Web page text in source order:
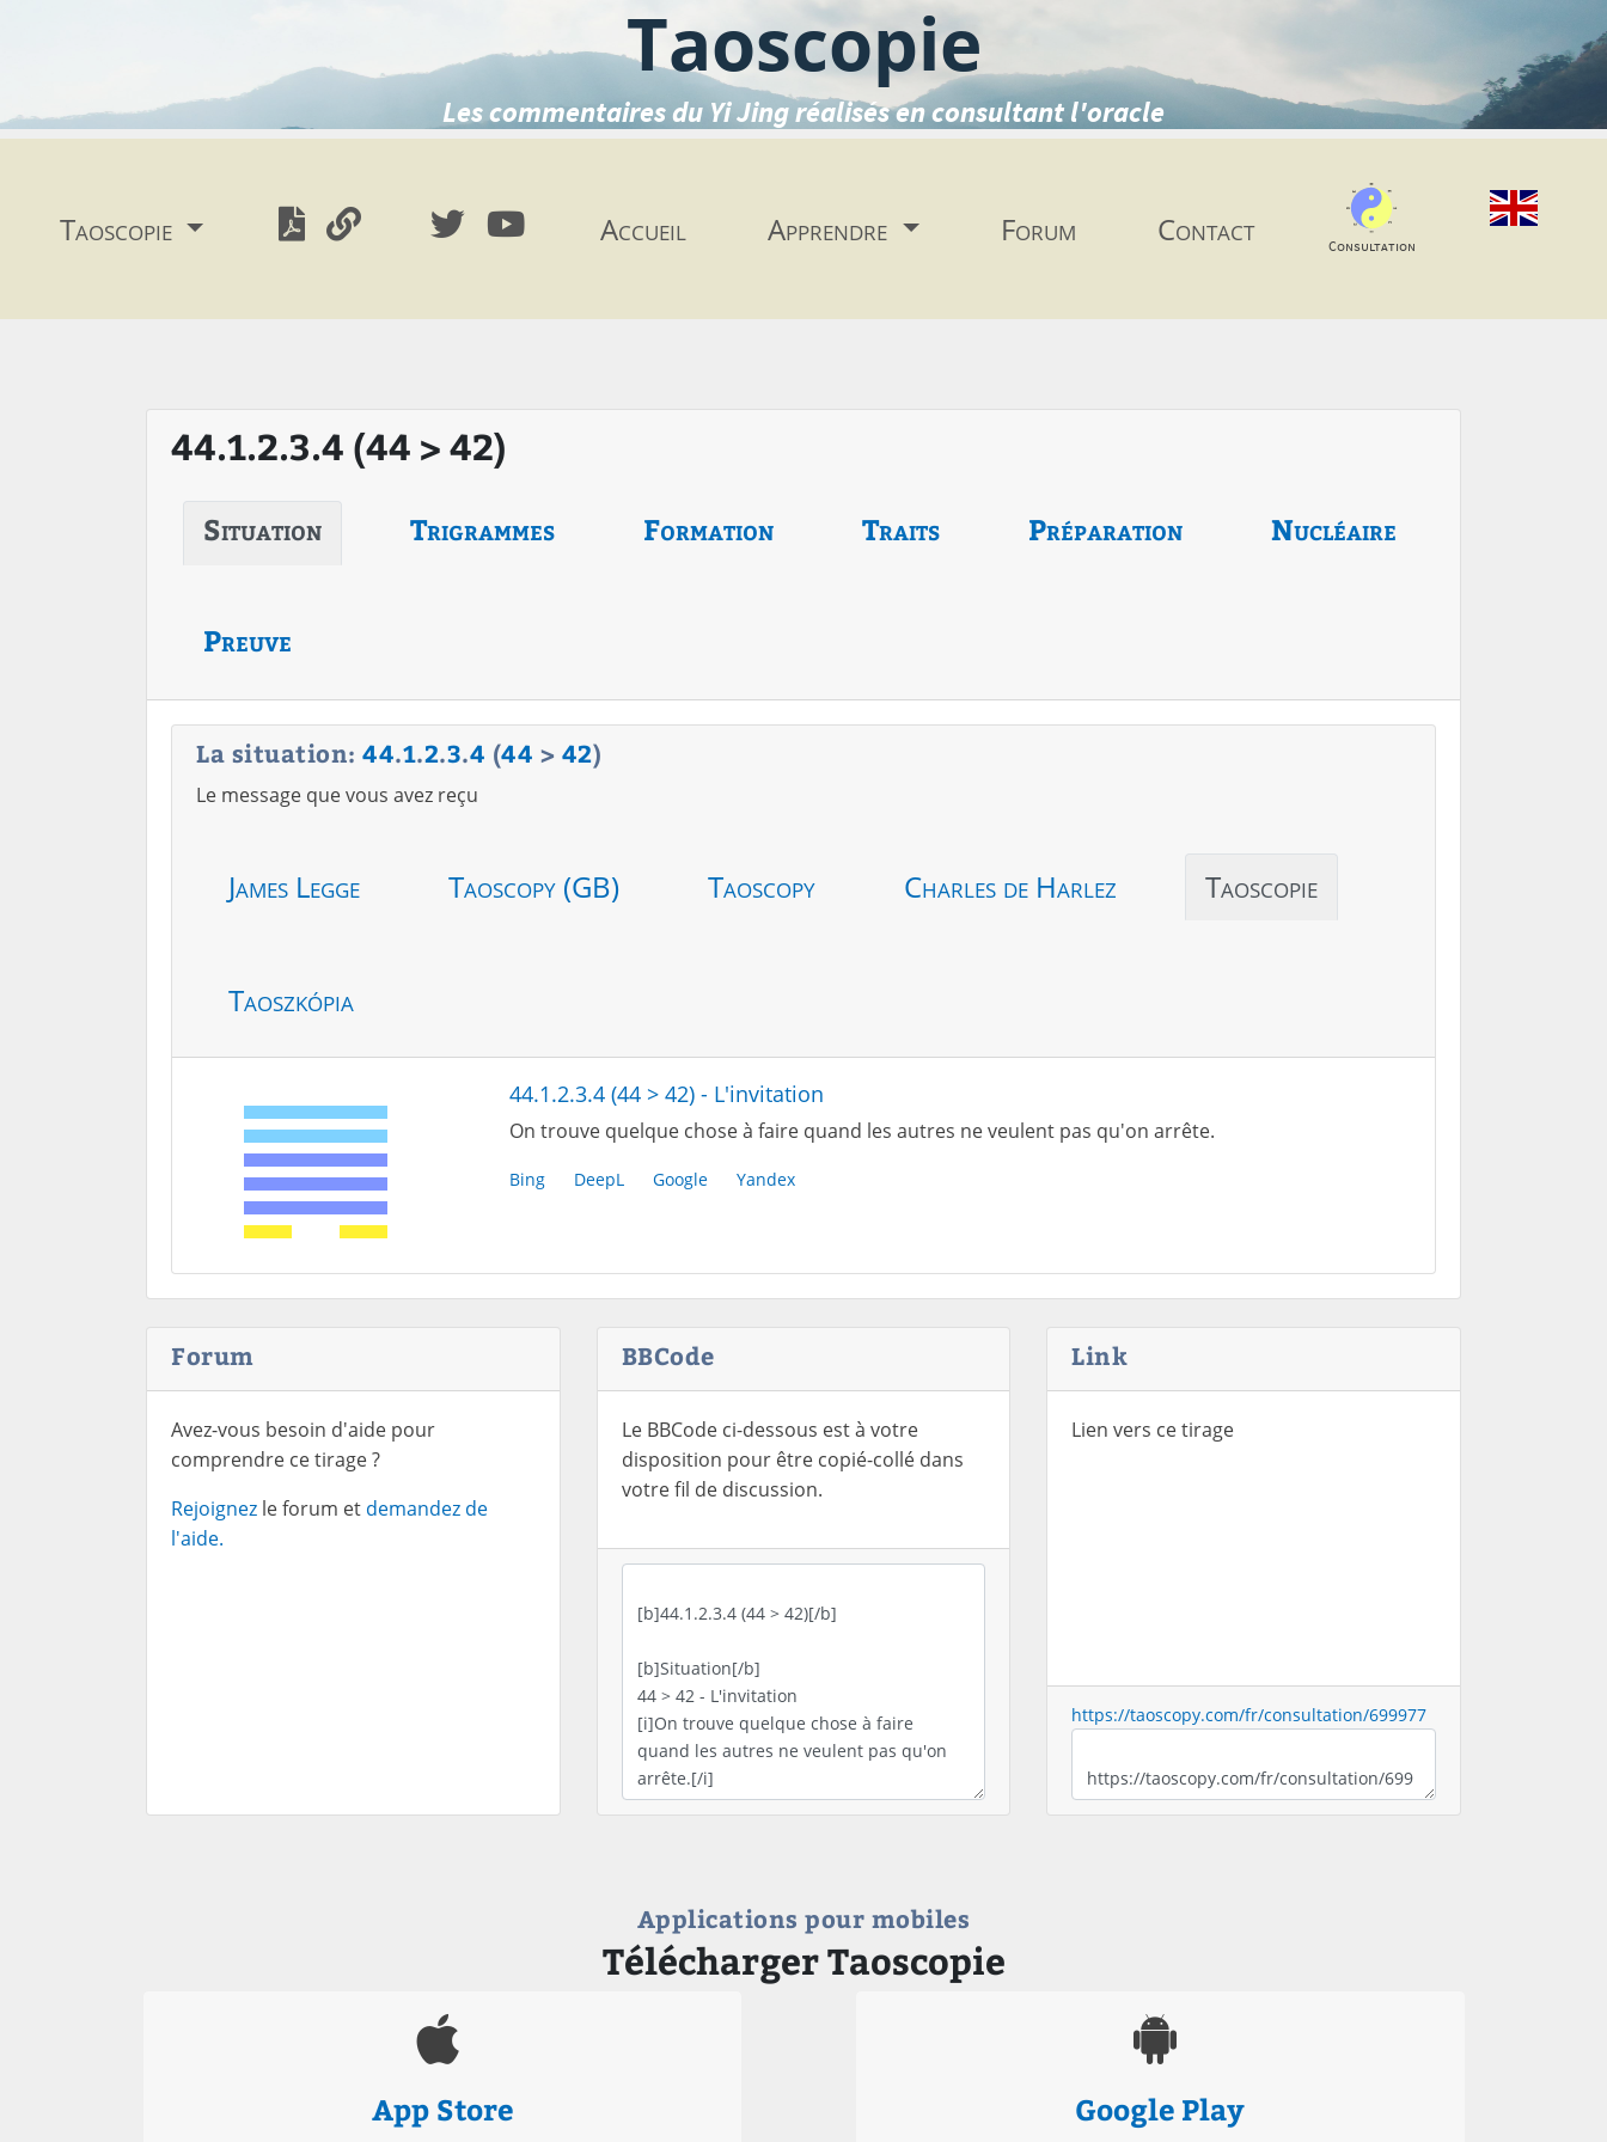
Taoscopie
Les commentaires du Yi Jing réalisés en consultant l'oracle
Taoscopie Accueil Apprendre Forum Contact Consultation
44.1.2.3.4 (44 > 42)
Situation Trigrammes Formation Traits Préparation Nucléaire
Preuve
La situation: 44.1.2.3.4 (44 > 42)
Le message que vous avez reçu
James Legge Taoscopy (GB) Taoscopy Charles de Harlez Taoscopie
Taoszkópia
44.1.2.3.4 (44 > 42) - L'invitation
On trouve quelque chose à faire quand les autres ne veulent pas qu'on arrête.
Bing DeepL Google Yandex
Forum
Avez-vous besoin d'aide pour
comprendre ce tirage ?
Rejoignez le forum et demandez de
l'aide.
BBCode
Le BBCode ci-dessous est à votre
disposition pour être copié-collé dans
votre fil de discussion.
Link
Lien vers ce tirage
https://taoscopy.com/fr/consultation/699977
Applications pour mobiles
Télécharger Taoscopie
App Store Google Play